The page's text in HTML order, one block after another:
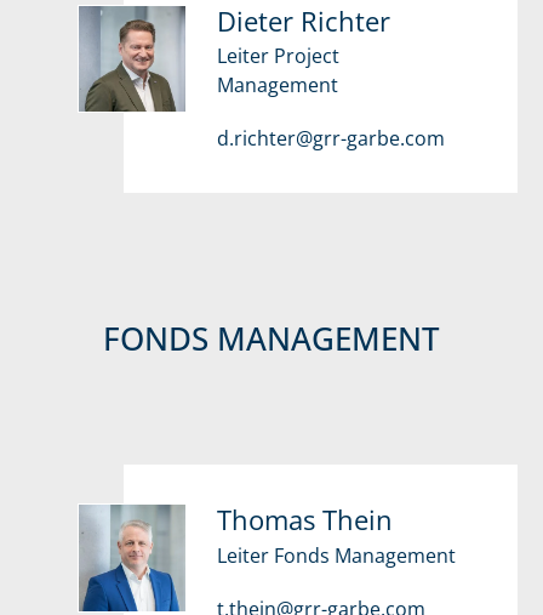
Dieter Richter
Leiter Project
Management
d.richter@grr-garbe.com
FONDS MANAGEMENT
Thomas Thein
Leiter Fonds Management
t.thein@grr-garbe.com